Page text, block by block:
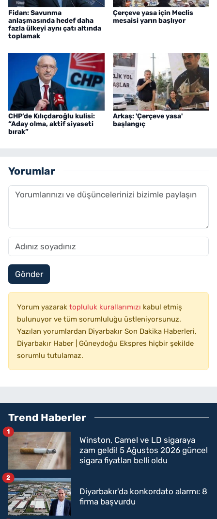
Fidan: Savunma
anlaşmasında hedef daha
fazla ülkeyi aynı çatı altında
toplamak
Çerçeve yasa için Meclis
mesaisi yarın başlıyor
CHP’de Kılıçdaroğlu kulisi:
“Aday olma, aktif siyaseti
bırak”
Arkaş: 'Çerçeve yasa'
başlangıç
Yorumlar
Gönder
Yorum yazarak topluluk kurallarımızı kabul etmiş
bulunuyor ve tüm sorumluluğu üstleniyorsunuz.
Yazılan yorumlardan Diyarbakır Son Dakika Haberleri,
Diyarbakır Haber | Güneydoğu Ekspres hiçbir şekilde
sorumlu tutulamaz.
Trend Haberler
Winston, Camel ve LD sigaraya
zam geldi! 5 Ağustos 2026 güncel
sigara fiyatları belli oldu
1
Diyarbakır'da konkordato alarmı: 8
firma başvurdu
2